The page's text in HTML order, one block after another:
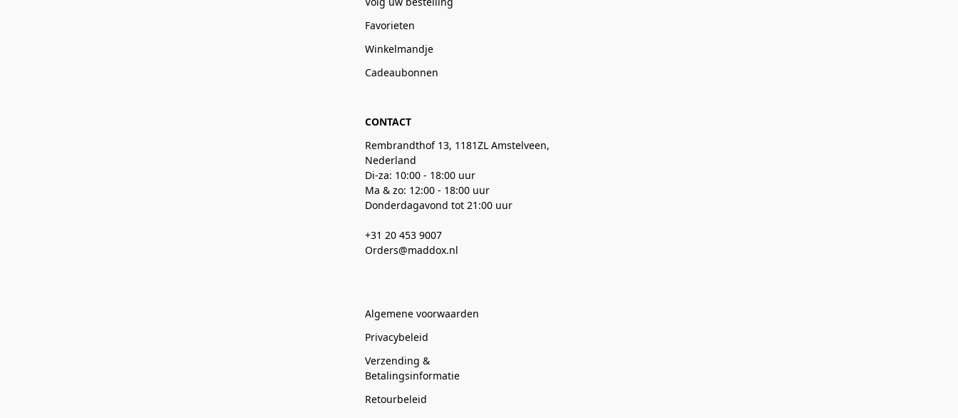
Favorieten
Winkelmandje
Cadeaubonnen
CONTACT
Rembrandthof 13, 1181ZL Amstelveen,
Nederland
Di-za: 10:00 - 18:00 uur
Ma & zo: 12:00 - 18:00 uur
Donderdagavond tot 21:00 uur
+31 20 453 9007
Orders@maddox.nl
Algemene voorwaarden
Privacybeleid
Verzending &
Betalingsinformatie
Retourbeleid